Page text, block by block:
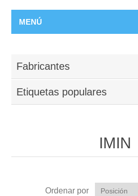
MENÚ
Fabricantes
Etiquetas populares
IMIN
Ordenar por